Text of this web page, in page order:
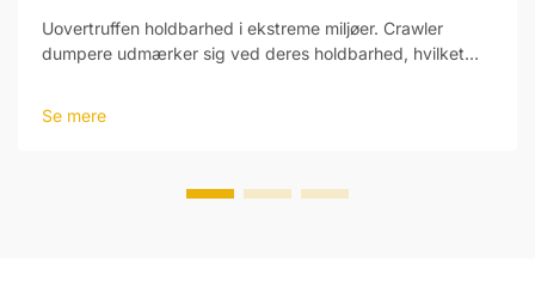
Uovertruffen holdbarhed i ekstreme miljøer. Crawler
dumpere udmærker sig ved deres holdbarhed, hvilket
laster og vanskeligt terræn i mining-, bygge- og
Se mere